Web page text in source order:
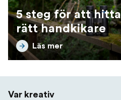
5 steg för att hitta
rätt handkikare
Läs mer
Var kreativ